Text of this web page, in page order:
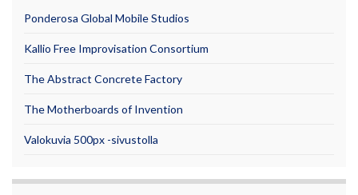
Ponderosa Global Mobile Studios
Kallio Free Improvisation Consortium
The Abstract Concrete Factory
The Motherboards of Invention
Valokuvia 500px -sivustolla